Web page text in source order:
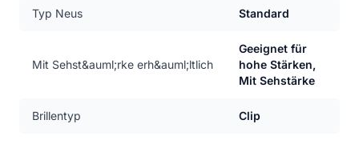
Typ Neus Standard
Mit Sehst&auml;rke erh&auml;ltlich
Geeignet für
hohe Stärken,
Mit Sehstärke
Brillentyp Clip